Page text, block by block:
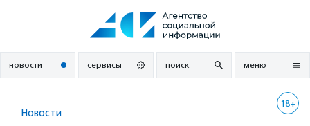
новости сервисы поиск меню
18+
Новости